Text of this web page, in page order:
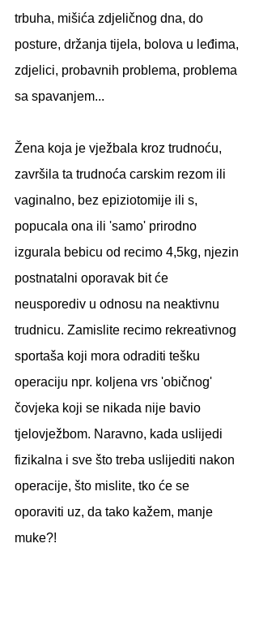
trbuha, mišića zdjeličnog dna, do
posture, držanja tijela, bolova u leđima,
zdjelici, probavnih problema, problema
sa spavanjem...
Žena koja je vježbala kroz trudnoću,
završila ta trudnoća carskim rezom ili
vaginalno, bez epiziotomije ili s,
popucala ona ili 'samo' prirodno
izgurala bebicu od recimo 4,5kg, njezin
postnatalni oporavak bit će
neusporediv u odnosu na neaktivnu
trudnicu. Zamislite recimo rekreativnog
sportaša koji mora odraditi tešku
operaciju npr. koljena vrs 'običnog'
čovjeka koji se nikada nije bavio
tjelovježbom. Naravno, kada uslijedi
fizikalna i sve što treba uslijediti nakon
operacije, što mislite, tko će se
oporaviti uz, da tako kažem, manje
muke?!